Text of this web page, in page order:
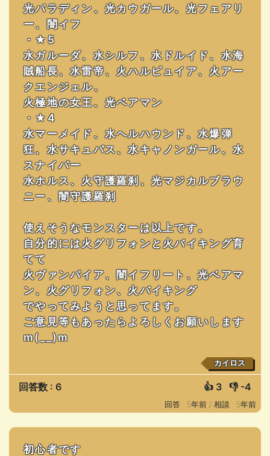
光パラディン、光カウガール、光フェアリ
ー、闇イフ
・★5
水ガルーダ、水シルフ、水ドルイド、水海
賊船長、水雷帝、火ハルピュイア、火アー
クエンジェル、
火極地の女王、光ベアマン
・★4
水マーメイド、水ヘルハウンド、水爆弾
狂、水サキュバス、水キャノンガール、水
スナイパー
水ホルス、火守護羅刹、光マジカルブラウ
ニー、闇守護羅刹
使えそうなモンスターは以上です。
自分的には火グリフォンと火バイキング育
てて
火ヴァンパイア、闇イフリート、光ベアマ
ン、火グリフォン、火バイキング
でやってみようと思ってます。
ご意見等もあったらよろしくお願いします
m(__)m
カイロス
回答数 : 6 👍 3 👎 -4
回答 : 5年前 / 相談 : 5年前
初心者です